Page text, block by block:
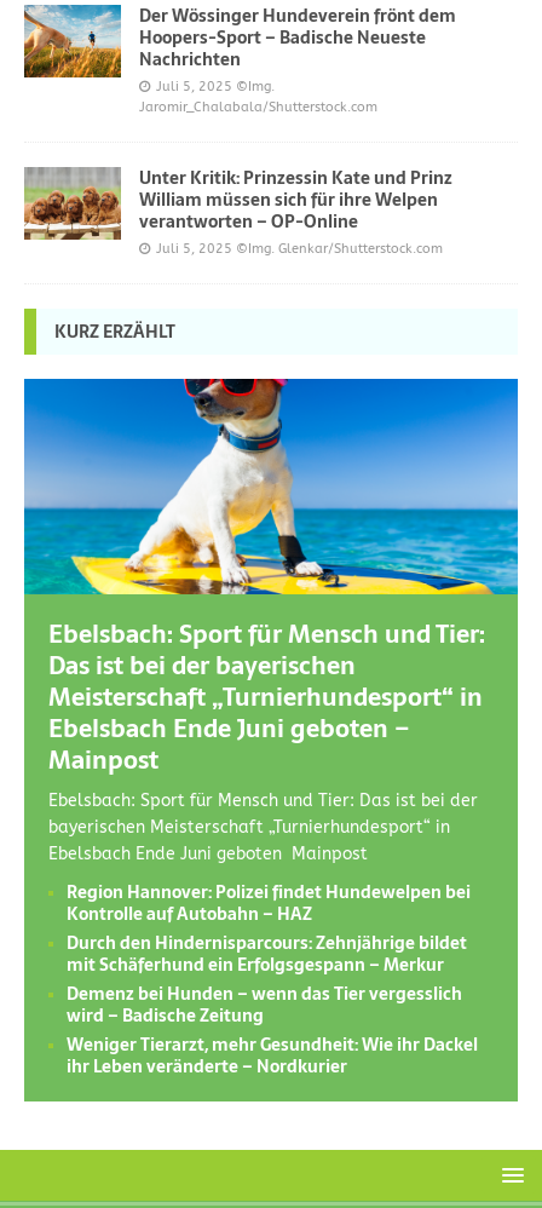
Der Wössinger Hundeverein frönt dem
Hoopers-Sport – Badische Neueste
Nachrichten
Juli 5, 2025 ©Img.
Jaromir_Chalabala/Shutterstock.com
Unter Kritik: Prinzessin Kate und Prinz
William müssen sich für ihre Welpen
verantworten – OP-Online
Juli 5, 2025 ©Img. Glenkar/Shutterstock.com
KURZ ERZÄHLT
Ebelsbach: Sport für Mensch und Tier:
Das ist bei der bayerischen
Meisterschaft „Turnierhundesport“ in
Ebelsbach Ende Juni geboten –
Mainpost
Ebelsbach: Sport für Mensch und Tier: Das ist bei der
bayerischen Meisterschaft „Turnierhundesport“ in
Ebelsbach Ende Juni geboten Mainpost
Region Hannover: Polizei findet Hundewelpen bei
Kontrolle auf Autobahn – HAZ
Durch den Hindernisparcours: Zehnjährige bildet
mit Schäferhund ein Erfolgsgespann – Merkur
Demenz bei Hunden – wenn das Tier vergesslich
wird – Badische Zeitung
Weniger Tierarzt, mehr Gesundheit: Wie ihr Dackel
ihr Leben veränderte – Nordkurier